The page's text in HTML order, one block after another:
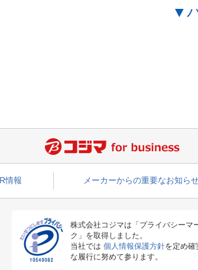
▼
情報 メーカーからの重要なお知ら
株式会社コジマは「プライバシーマ
ク」を取得しました。
当社では 個人情報保護方針を定め確
な履行に努めて参ります。